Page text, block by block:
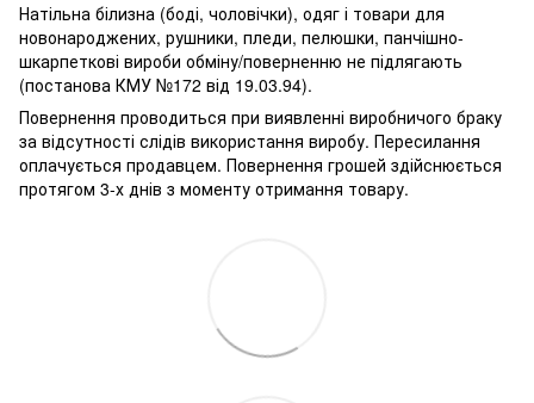
Натільна білизна (боді, чоловічки), одяг і товари для
новонароджених, рушники, пледи, пелюшки, панчішно-
шкарпеткові вироби обміну/поверненню не підлягають
(постанова КМУ №172 від 19.03.94).
Повернення проводиться при виявленні виробничого браку
за відсутності слідів використання виробу. Пересилання
оплачується продавцем. Повернення грошей здійснюється
протягом 3-х днів з моменту отримання товару.